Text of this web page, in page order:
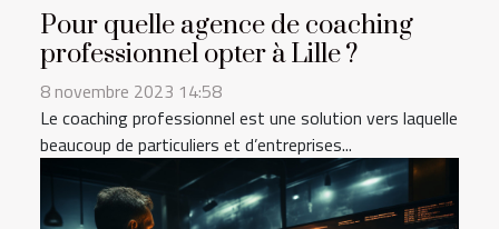
Pour quelle agence de coaching
professionnel opter à Lille ?
8 novembre 2023 14:58
Le coaching professionnel est une solution vers laquelle
beaucoup de particuliers et d’entreprises...